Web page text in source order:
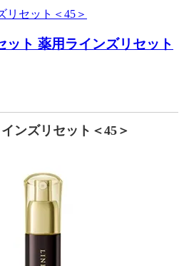
ット 薬用ラインズリセット
ンズリセット＜45＞